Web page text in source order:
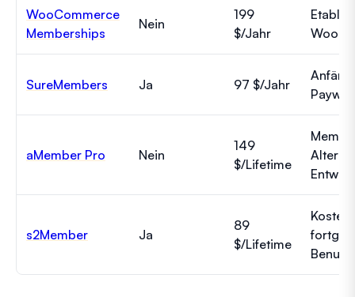
WooCommerce
Memberships
Nein
199
$/Jahr
SureMembers Ja 97 $/Jahr
aMember Pro Nein
149
$/Lifetime
s2Member Ja
89
$/Lifetime